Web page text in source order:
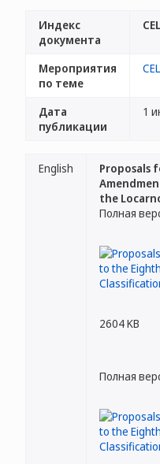
Индекс
документа
Мероприятия
по теме
Дата
публикации
1
English
Proposals
the
Полная
2604 KB
Полная